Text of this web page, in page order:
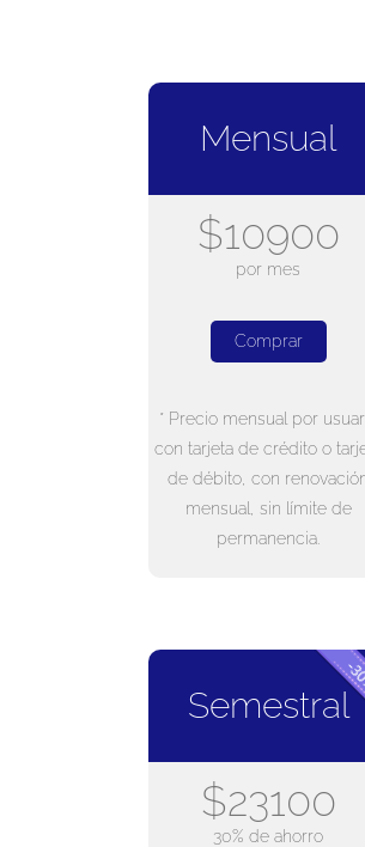
Mensual
$10900
por mes
Comprar
* Precio mensual por
con tarjeta de crédito o
de débito, con
mensual, sin límite de
permanencia.
Semestral
$23100
30% de ahorro